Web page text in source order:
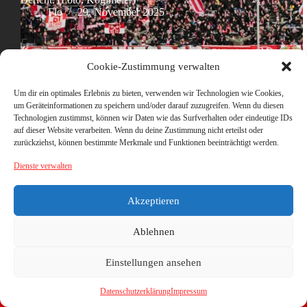
Cookie-Zustimmung verwalten
Um dir ein optimales Erlebnis zu bieten, verwenden wir Technologien wie Cookies,
um Geräteinformationen zu speichern und/oder darauf zuzugreifen. Wenn du diesen
Technologien zustimmst, können wir Daten wie das Surfverhalten oder eindeutige IDs
auf dieser Website verarbeiten. Wenn du deine Zustimmung nicht erteilst oder
zurückziehst, können bestimmte Merkmale und Funktionen beeinträchtigt werden.
Dienste verwalten
Akzeptieren
Ablehnen
Einstellungen ansehen
DatenschutzerklärungImpressum
Flo
29. November 2025